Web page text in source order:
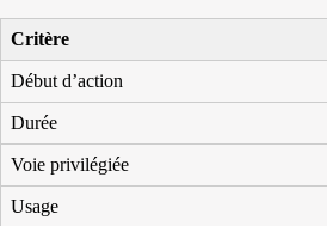
Critère
Début d’action
Durée
Voie privilégiée
Usage